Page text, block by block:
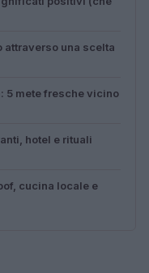
attraverso una scelta
5 mete fresche vicino
hotel e rituali
cucina locale e